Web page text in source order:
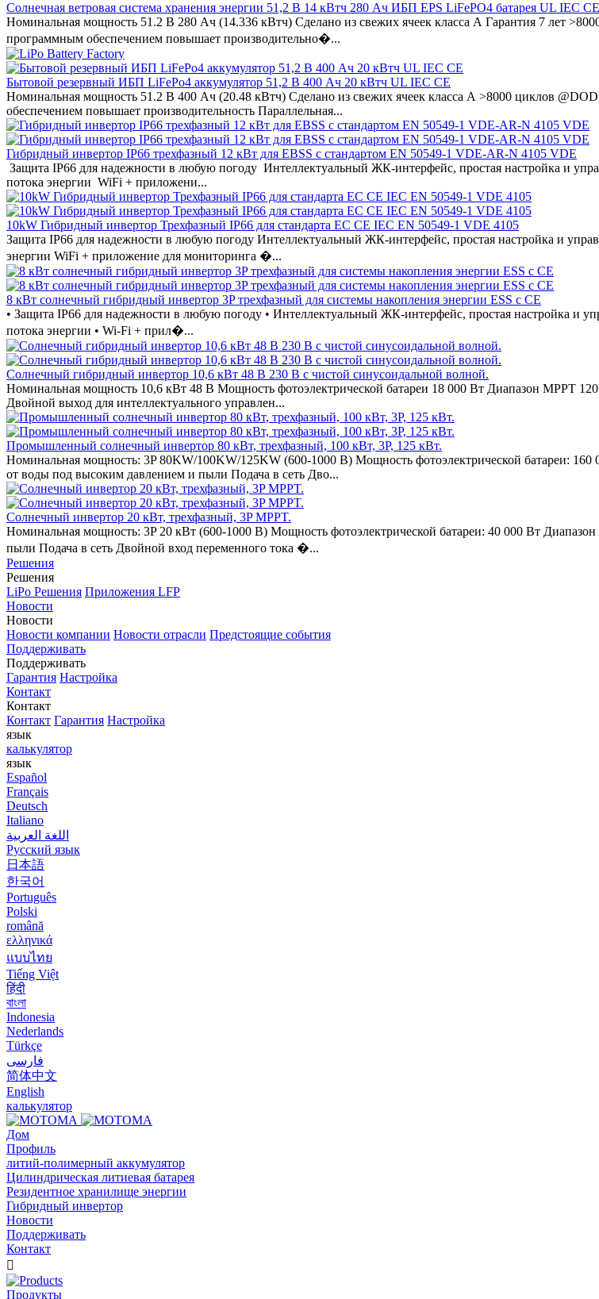
Солнечная ветровая система хранения энергии 51,2 В 14 кВтч 280 Ач ИБП EPS LiFePO4 батарея UL IEC CE
Номинальная мощность 51.2 В 280 Ач (14.336 кВтч) Сделано из свежих ячеек класса А Гарантия 7 лет
программным обеспечением повышает производительно�...
Бытовой резервный ИБП LiFePo4 аккумулятор 51,2 В 400 Ач 20 кВтч UL IEC CE
Номинальная мощность 51.2 В 400 Ач (20.48 кВтч) Сделано из свежих ячеек класса А >8000 циклов
обеспечением повышает производительность Параллельная...
Гибридный инвертор IP66 трехфазный 12 кВт для EBSS с стандартом EN 50549-1 VDE-AR-N 4105 VDE
Защита IP66 для надежности в любую погоду Интеллектуальный ЖК-интерфейс, простая настройка и
потока энергии WiFi + приложени...
10kW Гибридный инвертор Трехфазный IP66 для стандарта ЕС CE IEC EN 50549-1 VDE 4105
Защита IP66 для надежности в любую погоду Интеллектуальный ЖК-интерфейс, простая настройка и
энергии WiFi + приложение для мониторинга �...
8 кВт солнечный гибридный инвертор 3P трехфазный для системы накопления энергии ESS с CE
• Защита IP66 для надежности в любую погоду • Интеллектуальный ЖК-интерфейс, простая настройка и
потока энергии • Wi-Fi + прил�...
Солнечный гибридный инвертор 10,6 кВт 48 В 230 В с чистой синусоидальной волной.
Номинальная мощность 10,6 кВт 48 В Мощность фотоэлектрической батареи 18 000 Вт Диапазон MPPT
Двойной выход для интеллектуального управлен...
Промышленный солнечный инвертор 80 кВт, трехфазный, 100 кВт, 3P, 125 кВт.
Номинальная мощность: 3P 80KW/100KW/125KW (600-1000 В) Мощность фотоэлектрической батареи: 160
от воды под высоким давлением и пыли Подача в сеть Дво...
Солнечный инвертор 20 кВт, трехфазный, 3P MPPT.
Номинальная мощность: 3P 20 кВт (600-1000 В) Мощность фотоэлектрической батареи: 40 000 Вт
пыли Подача в сеть Двойной вход переменного тока �...
Решения
Решения
LiPo Решения Приложения LFP
Новости
Новости
Новости компании Новости отрасли Предстоящие события
Поддерживать
Поддерживать
Гарантия Настройка
Контакт
Контакт
Контакт Гарантия Настройка
язык
калькулятор
язык
Español
Français
Deutsch
Italiano
اللغة العربية
Русский язык
日本語
한국어
Português
Polski
română
ελληνικά
แบบไทย
Tiếng Việt
हिंदी
বাংলা
Indonesia
Nederlands
Türkçe
فارسی
简体中文
English
калькулятор
Дом
Профиль
литий-полимерный аккумулятор
Цилиндрическая литиевая батарея
Резидентное хранилище энергии
Гибридный инвертор
Новости
Поддерживать
Контакт

Продукты